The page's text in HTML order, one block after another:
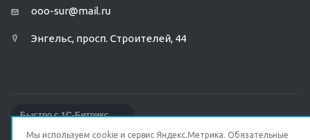
ooo-sur@mail.ru
Энгельс, просп. Строителей, 44
Быстро с 1С-Битрикс
Мы используем cookie и сервис Яндекс.Метрика. Обязательные